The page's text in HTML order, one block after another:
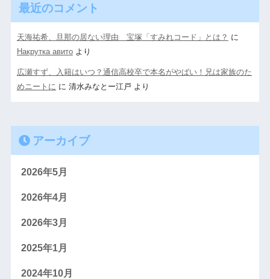
最近のコメント
天海祐希、旦那の居ない理由 宝塚「すみれコード」とは？ に
Накрутка авитоより
広瀬すず、入籍はいつ？通信高校卒で本名がやばい！兄は家族のた
めニートに に 清水みなとー江戸 より
アーカイブ
2026年5月
2026年4月
2026年3月
2025年1月
2024年10月